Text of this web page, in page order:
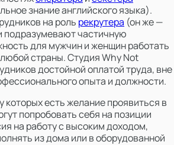
знание английского языка).
на роль рекрутера (он же —
подразумевают частичную
для мужчин и женщин работать
страны. Студия Why Not
достойной оплатой труда, вне
опыта и должности.
есть желание проявиться в
попробовать себя на позиции
на работу с высоким доходом,
из дома или в оборудованной